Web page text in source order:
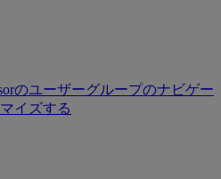
のユーザーグループのナビゲー
イズする